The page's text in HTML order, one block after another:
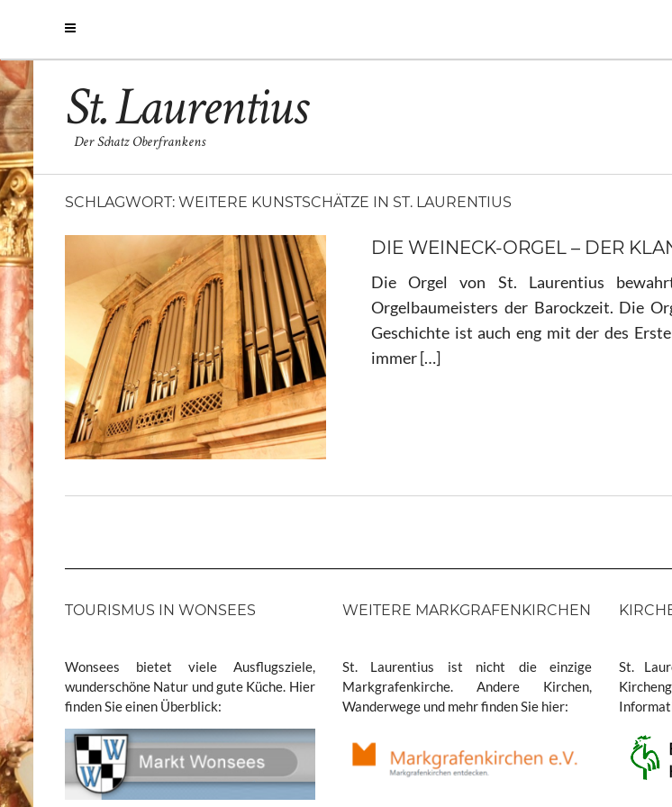
St. Laurentius
Der Schatz Oberfrankens
SCHLAGWORT: WEITERE KUNSTSCHÄTZE IN ST. LAURENTIUS
DIE WEINECK-ORGEL – DER
Die Orgel von St. Laurentius
Orgelbaumeisters der Barockzeit. Die
Geschichte ist auch eng mit der des
immer […]
TOURISMUS IN WONSEES
Wonsees bietet viele Ausflugsziele,
wunderschöne Natur und gute Küche. Hier
finden Sie einen Überblick:
WEITERE MARKGRAFENKIRCHEN
St. Laurentius ist nicht die einzige
Markgrafenkirche. Andere Kirchen,
Wanderwege und mehr finden Sie hier:
St.